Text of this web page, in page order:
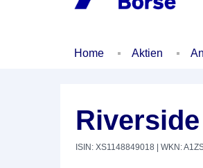
Home Aktien
ISIN: XS1148849018 | WKN: